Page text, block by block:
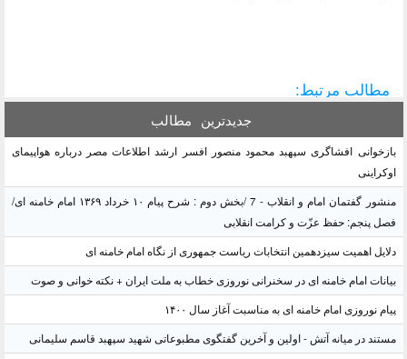
مطالب مرتبط:
جدیدترین مطالب
بازخوانی افشاگری سپهبد محمود منصور افسر ارشد اطلاعات مصر درباره هواپیمای
اوکراینی
منشور گفتمان امام و انقلاب - 7 /بخش دوم : شرح پیام ۱۰ خرداد ۱۳۶۹ امام خامنه ای/
فصل پنجم: حفظ عزّت و کرامت انقلابی
دلایل اهمیت سیزدهمین انتخابات ریاست جمهوری از نگاه امام خامنه ای
بیانات امام خامنه ای در سخنرانی نوروزی خطاب به ملت ایران + نکته خوانی و صوت
پیام نوروزی امام خامنه ای به مناسبت آغاز سال ۱۴۰۰
مستند در میانه آتش - اولین و آخرین گفتگوی مطبوعاتی شهید سپهبد قاسم سلیمانی